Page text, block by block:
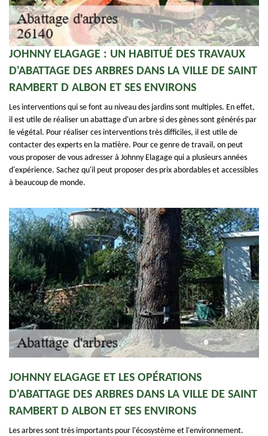
JOHNNY ELAGAGE : UN HABITUÉ DES TRAVAUX
D'ABATTAGE DES ARBRES DANS LA VILLE DE SAINT
RAMBERT D ALBON ET SES ENVIRONS
Les interventions qui se font au niveau des jardins sont multiples. En effet,
il est utile de réaliser un abattage d'un arbre si des gènes sont générés par
le végétal. Pour réaliser ces interventions très difficiles, il est utile de
contacter des experts en la matière. Pour ce genre de travail, on peut
vous proposer de vous adresser à Johnny Elagage qui a plusieurs années
d'expérience. Sachez qu'il peut proposer des prix abordables et accessibles
à beaucoup de monde.
JOHNNY ELAGAGE ET LES OPÉRATIONS
D'ABATTAGE DES ARBRES DANS LA VILLE DE SAINT
RAMBERT D ALBON ET SES ENVIRONS
Les arbres sont très importants pour l'écosystème et l'environnement.